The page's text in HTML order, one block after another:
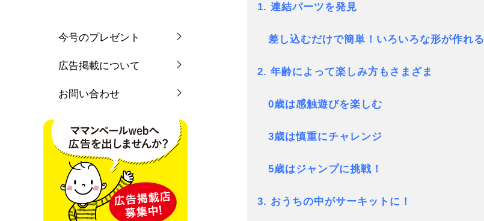
1. 連結パーツを発見
差し込むだけで簡単！いろいろな形が作れる
2. 年齢によって楽しみ方もさまざま
0歳は感触遊びを楽しむ
3歳は慎重にチャレンジ
5歳はジャンプに挑戦！
3. おうちの中がサーキットに！
今号のプレゼント
広告掲載について
お問い合わせ